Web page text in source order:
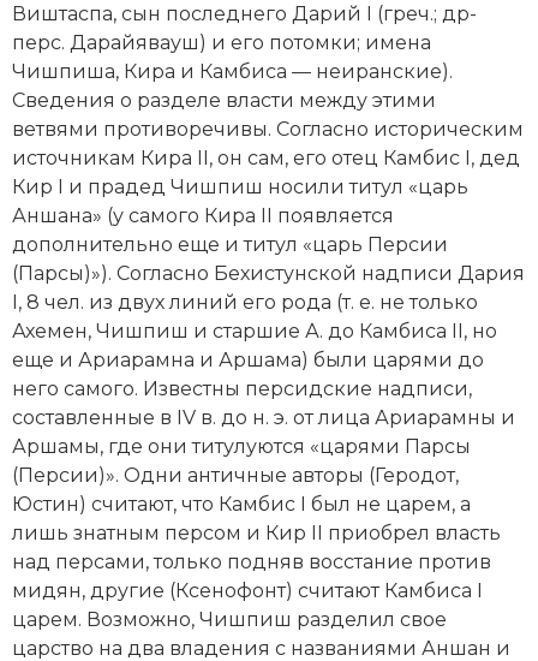
Религия и церковь
Северная Америка
Социально-экономическая история
Специальные исторические дисциплины
СССР
Южная Америка
Виштаспа, сын последнего Дарий I (греч.; др-
перс. Дарайявауш) и его потомки; имена
Чишпиша, Кира и Камбиса — неиран­ские).
Сведения о разделе власти между этими
ветвями противоречивы. Согласно историческим
источникам Кира II, он сам, его отец Камбис I, дед
Кир I и прадед Чишпиш носили титул «царь
Аншана» (у самого Кира II появляется
дополнительно еще и титул «царь Персии
(Парсы)»). Согласно Бехистунской надписи Дария
I, 8 чел. из двух линий его рода (т. е. не только
Ахемен, Чишпиш и старшие А. до Камбиса II, но
еще и Ариарамна и Аршама) были царями до
него самого. Известны персидские надписи,
составленные в IV в. до н. э. от лица Ариарамны и
Аршамы, где они титулуются «царями Парсы
(Персии)». Одни античные авторы (Геродот,
Юстин) считают, что Камбис I был не царем, а
лишь знатным персом и Кир II приобрел власть
над персами, только подняв восстание против
мидян, другие (Ксенофонт) считают Камбиса I
царем. Возможно, Чишпиш разделил свое
царство на два владения с названиями Аншан и